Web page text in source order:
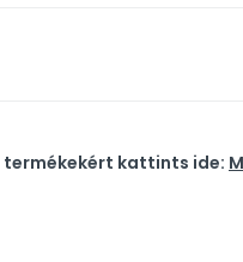
termékekért kattints ide: